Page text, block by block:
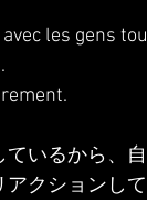
les gens
いるから、
クションし